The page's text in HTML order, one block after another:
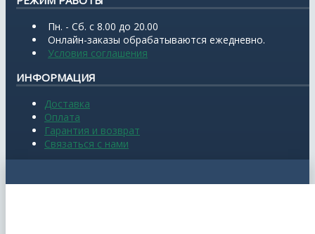
Пн. - Сб. с 8.00 до 20.00
Онлайн-заказы обрабатываются ежедневно.
Условия соглашения
ИНФОРМАЦИЯ
Доставка
Оплата
Гарантия и возврат
Связаться с нами